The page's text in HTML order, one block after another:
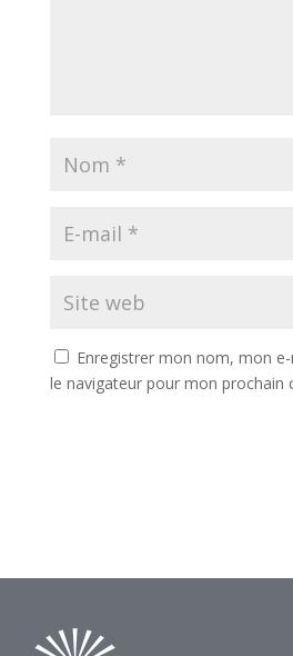
Enregistrer mon nom, mon
le navigateur pour mon prochain